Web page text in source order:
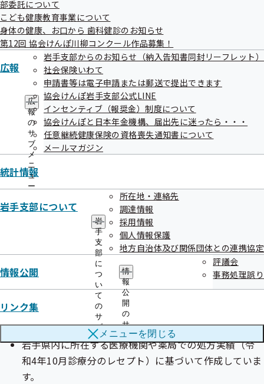
部委託について
こども健康教育事業について
身体の健康、お口から 歯科健診のお知らせ
第12回 協会けんぽ川柳コンクール作品募集！
広報
広
報
の
サ
ブ
メ
ニ
ュ
ー
岩手支部からのお知らせ（納入告知書同封リーフレット）
社会保険いわて
申請書等は電子申請または郵送で提出できます
協会けんぽ岩手支部公式LINE
インセンティブ（報奨金）制度について
協会けんぽと日本年金機構、届出先に迷ったら・・・
任意継続健康保険の資格喪失通知書について
メールマガジン
統計情報
岩手支部について
岩
手
支
部
に
つ
い
て
の
サ
ブ
メ
ニ
ュ
所在地・連絡先
調達情報
採用情報
個人情報保護
地方自治体及び関係団体との連携協定
情報公開
情
報
公
開
の
サ
ブ
メ
ニ
ュ
評議会
事務処理誤り
リンク集
メニューを閉じる
5月19日更新）
ジェネリック医薬品の使用促進に向けて(令和3年3月22日
更新)
ジェネリック医薬品の使用割合 （二次医療圏別・薬効分
類別・年代別分析）（令和6年3月26日更新）
ジェネリック医薬品（後発医薬品）実績リ
スト
ご利用の前にご確認ください
本リストは
特定のジェネリック医薬品（後発医薬品）を推奨する
ものではありません。医療機関・薬局にて後発医薬品
の採用をご検討いただく際の参考資料としてご活用く
ださい。
岩手県内に所在する医療機関や薬局での処方実績（令
和4年10月診療分のレセプト）に基づいて作成していま
す。